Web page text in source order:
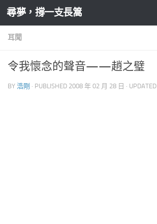
Skip to content
尋夢，撐一支長篙
耳聞
令我懷念的聲音——趙之璧
BY 浩剛 · PUBLISHED 2008 年 02 月 28 日 · UPDATED